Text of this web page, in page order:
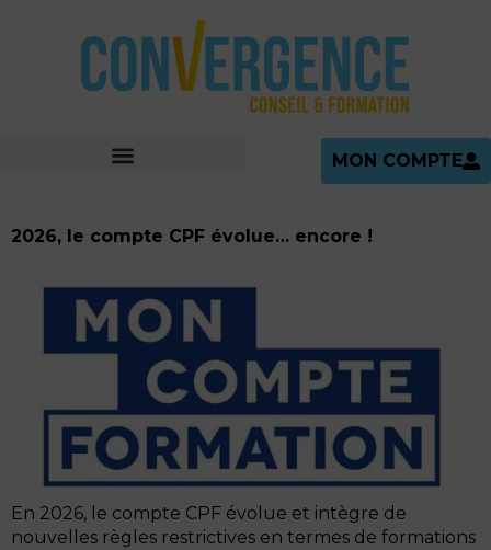
MON COMPTE
2026, le compte CPF évolue… encore !
En 2026, le compte CPF évolue et intègre de
nouvelles règles restrictives en termes de formations